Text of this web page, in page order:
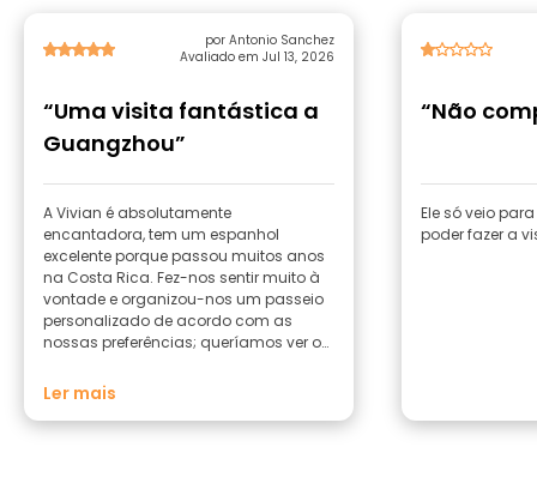
por Antonio Sanchez
Avaliado em Jul 13, 2026
“Uma visita fantástica a
Guangzhou”
A Vivian é absolutamente
encantadora, tem um espanhol
excelente porque passou muitos anos
na Costa Rica. Fez-nos sentir muito à
vontade e organizou-nos um passeio
personalizado de acordo com as
nossas preferências; queríamos ver o
centro de Guangzhou e os seus locais
em tudo. No nosso caso, éramos duas
Ler mais
“Não
Ele só veio
poder fazer a